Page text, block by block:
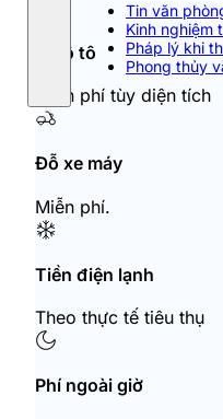
Tin văn
Kinh nghiệm
Pháp lý khi
Phong thủy
Đỗ ô tô
Miễn phí tùy diện tích
Đỗ xe máy
Miễn phí.
Tiền điện lạnh
Theo thực tế tiêu thụ
Phí ngoài giờ